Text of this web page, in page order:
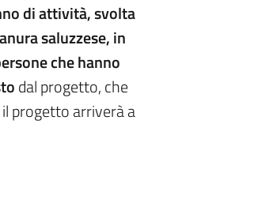
di attività, svolta
saluzzese, in
che hanno
dal progetto, che
progetto arriverà a